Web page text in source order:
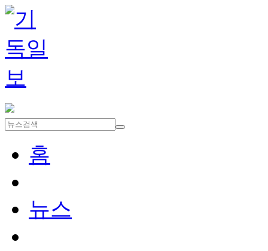
홈
뉴스